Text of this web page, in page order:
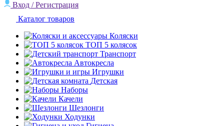
Вход / Регистрация
Каталог товаров
Коляски
ТОП 5 колясок
Транспорт
Автокресла
Игрушки
Детская
Наборы
Качели
Шезлонги
Ходунки